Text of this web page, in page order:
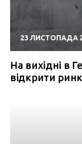
23 ЛИСТОПАДА
На вихідні в
відкрити